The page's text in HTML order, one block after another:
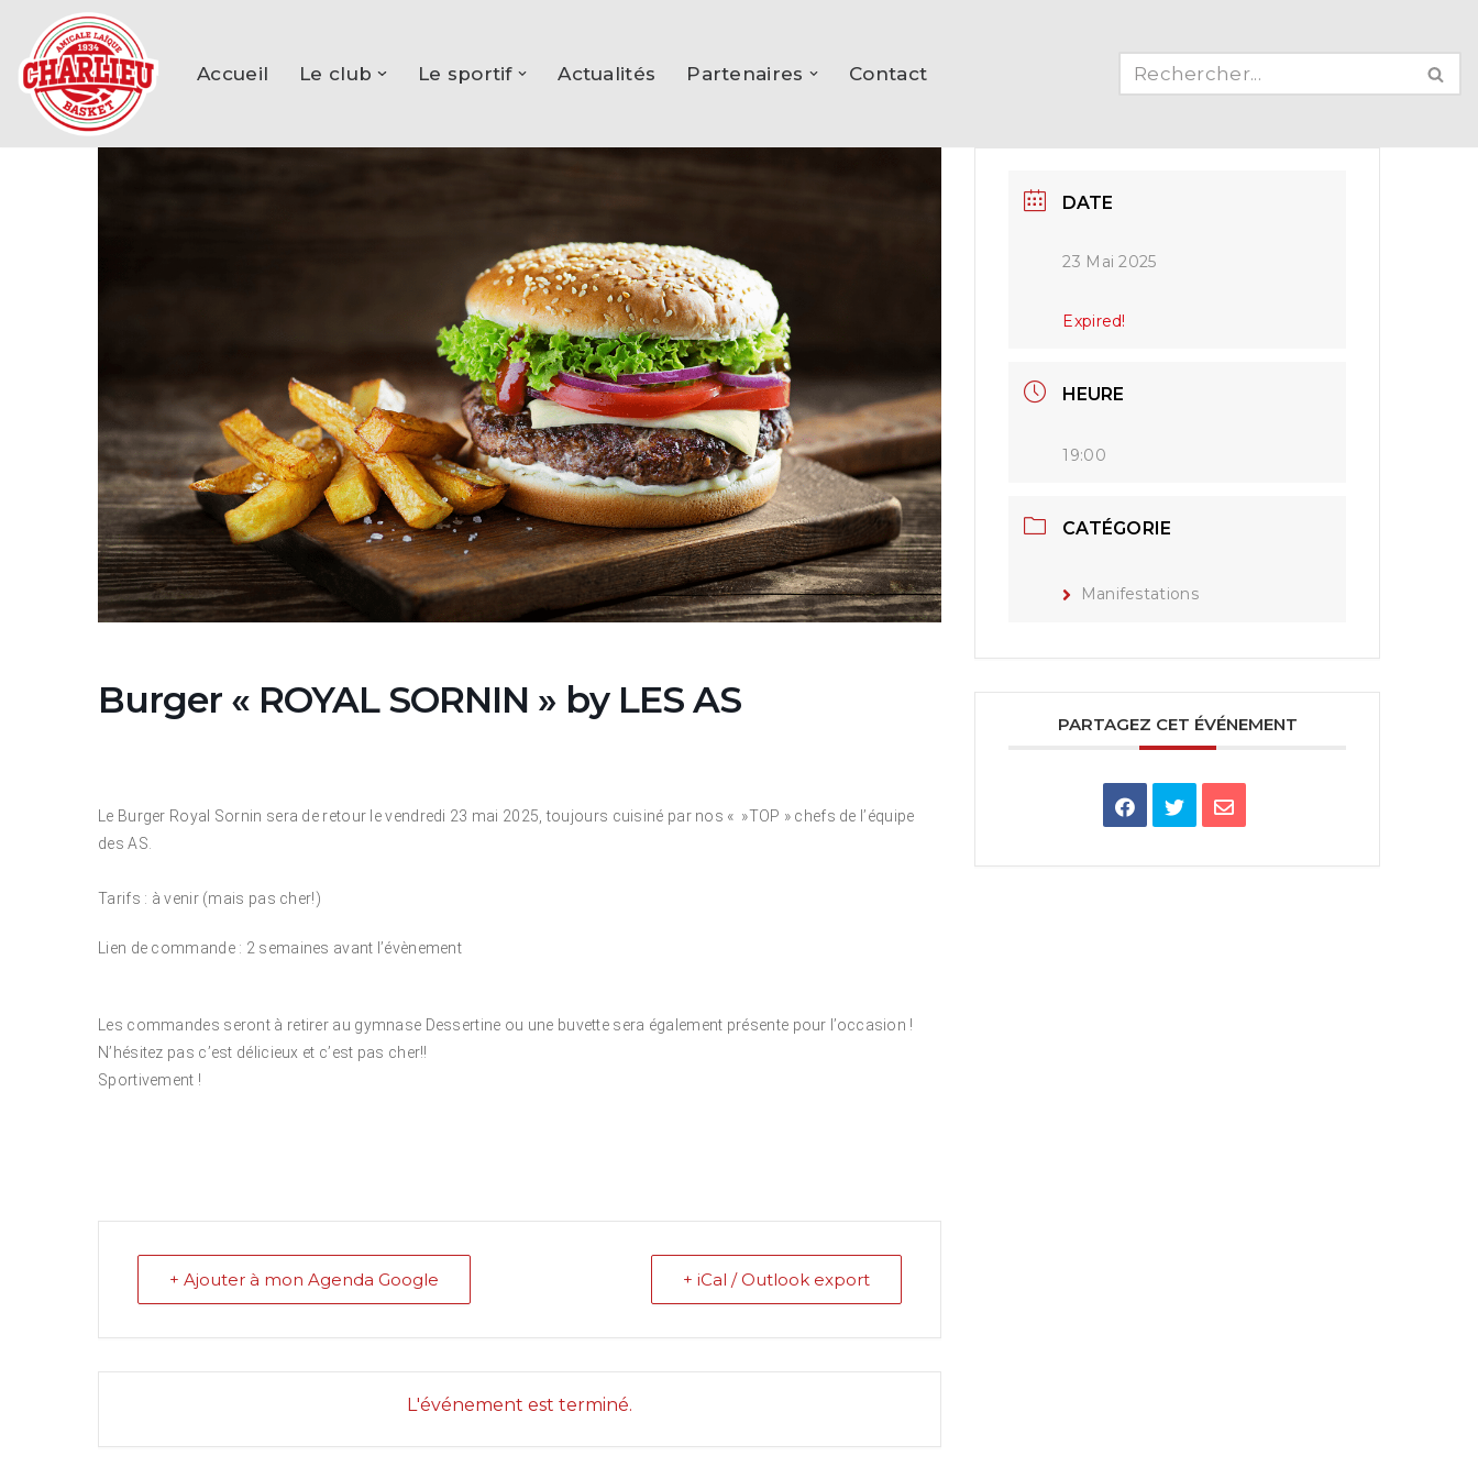
Aller
au
contenu
Accueil Le club Le sportif Actualités Partenaires Contact
Burger « ROYAL SORNIN » by LES AS
Le Burger Royal Sornin sera de retour le vendredi 23 mai 2025, toujours cuisiné par nos « »TOP » chefs de l’équipe
des AS.
Tarifs : à venir (mais pas cher!)
Lien de commande : 2 semaines avant l’évènement
Les commandes seront à retirer au gymnase Dessertine ou une buvette sera également présente pour l’occasion !
N’hésitez pas c’est délicieux et c’est pas cher!!
Sportivement !
+ Ajouter à mon Agenda Google + iCal / Outlook export
L'événement est terminé.
DATE
23 Mai 2025
Expired!
HEURE
19:00
CATÉGORIE
Manifestations
PARTAGEZ CET ÉVÉNEMENT